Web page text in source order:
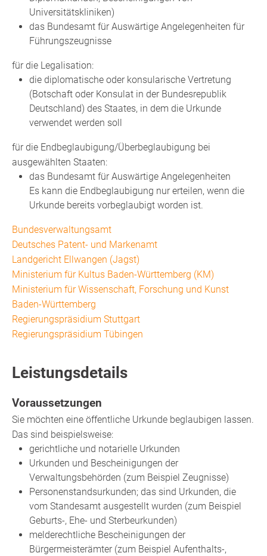
Universitätskliniken)
das Bundesamt für Auswärtige Angelegenheiten für
Führungszeugnisse
für die Legalisation:
die diplomatische oder konsularische Vertretung
(Botschaft oder Konsulat in der Bundesrepublik
Deutschland) des Staates, in dem die Urkunde
verwendet werden soll
für die Endbeglaubigung/Überbeglaubigung bei
ausgewählten Staaten:
das Bundesamt für Auswärtige Angelegenheiten
Es kann die Endbeglaubigung nur erteilen, wenn die
Urkunde bereits vorbeglaubigt worden ist.
Bundesverwaltungsamt
Deutsches Patent- und Markenamt
Landgericht Ellwangen (Jagst)
Ministerium für Kultus Baden-Württemberg (KM)
Ministerium für Wissenschaft, Forschung und Kunst
Baden-Württemberg
Regierungspräsidium Stuttgart
Regierungspräsidium Tübingen
Leistungsdetails
Voraussetzungen
Sie möchten eine öffentliche Urkunde beglaubigen lassen.
Das sind beispielsweise:
gerichtliche und notarielle Urkunden
Urkunden und Bescheinigungen der
Verwaltungsbehörden (zum Beispiel Zeugnisse)
Personenstandsurkunden; das sind Urkunden, die
vom Standesamt ausgestellt wurden (zum Beispiel
Geburts-, Ehe- und Sterbeurkunden)
melderechtliche Bescheinigungen der
Bürgermeisterämter (zum Beispiel Aufenthalts-,